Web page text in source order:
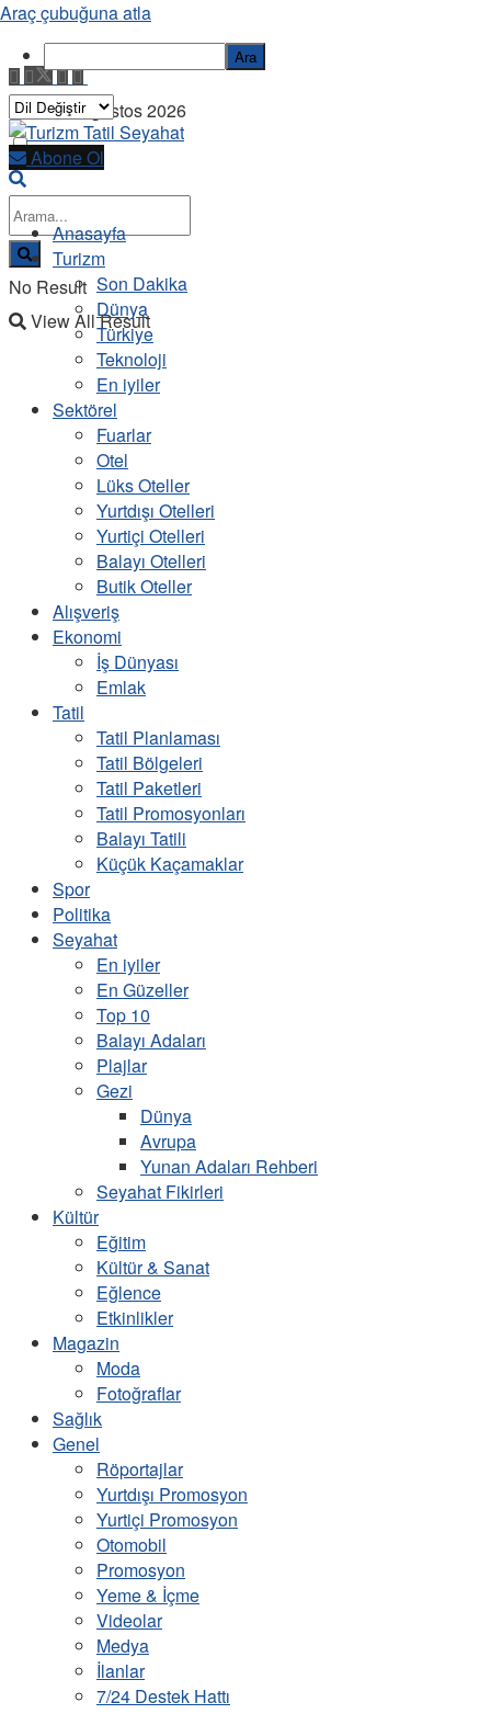
Cuma, 7 Ağustos 2026
No Result
View All Result
Abone Ol
Anasayfa
Turizm
Son Dakika
Dünya
Türkiye
Teknoloji
En iyiler
Sektörel
Fuarlar
Otel
Lüks Oteller
Yurtdışı Otelleri
Yurtiçi Otelleri
Balayı Otelleri
Butik Oteller
Alışveriş
Ekonomi
İş Dünyası
Emlak
Tatil
Tatil Planlaması
Tatil Bölgeleri
Tatil Paketleri
Tatil Promosyonları
Balayı Tatili
Küçük Kaçamaklar
Spor
Politika
Seyahat
En iyiler
En Güzeller
Top 10
Balayı Adaları
Plajlar
Gezi
Dünya
Avrupa
Yunan Adaları Rehberi
Seyahat Fikirleri
Kültür
Eğitim
Kültür & Sanat
Eğlence
Etkinlikler
Magazin
Moda
Fotoğraflar
Sağlık
Genel
Röportajlar
Yurtdışı Promosyon
Yurtiçi Promosyon
Otomobil
Promosyon
Yeme & İçme
Videolar
Medya
İlanlar
7/24 Destek Hattı
Araç çubuğuna atla
Ara